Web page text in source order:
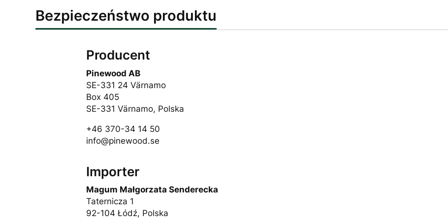
Bezpieczeństwo produktu
Producent
Pinewood AB
SE-331 24 Värnamo
Box 405
SE-331 Värnamo, Polska
+46 370-34 14 50
info@pinewood.se
Importer
Magum Małgorzata Senderecka
Taternicza 1
92-104 Łódź, Polska